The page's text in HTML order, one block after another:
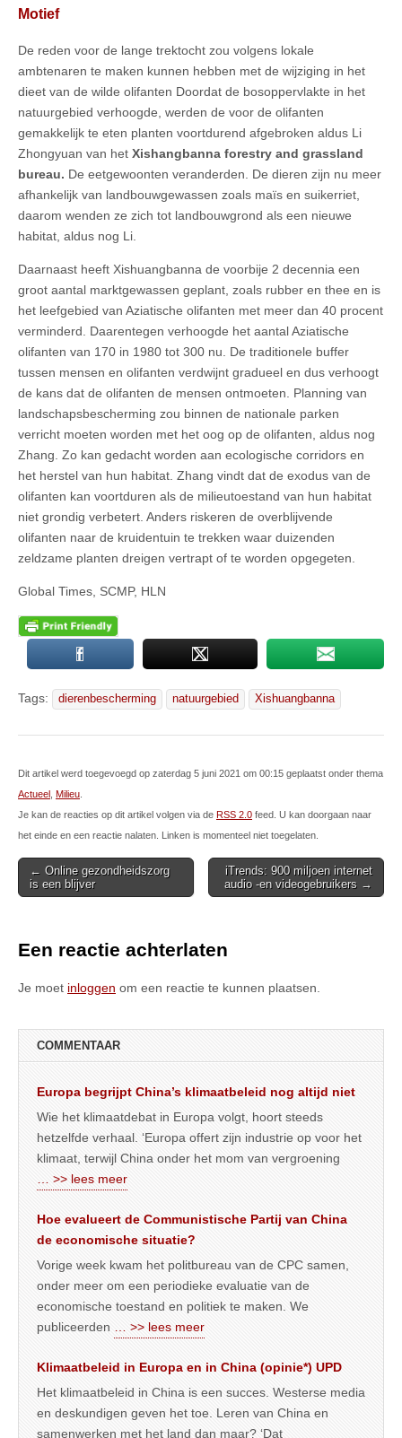
Motief
De reden voor de lange trektocht zou volgens lokale
ambtenaren te maken kunnen hebben met de wijziging in het
dieet van de wilde olifanten Doordat de bosoppervlakte in het
natuurgebied verhoogde, werden de voor de olifanten
gemakkelijk te eten planten voortdurend afgebroken aldus Li
Zhongyuan van het Xishangbanna forestry and grassland
bureau. De eetgewoonten veranderden. De dieren zijn nu meer
afhankelijk van landbouwgewassen zoals maïs en suikerriet,
daarom wenden ze zich tot landbouwgrond als een nieuwe
habitat, aldus nog Li.
Daarnaast heeft Xishuangbanna de voorbije 2 decennia een
groot aantal marktgewassen geplant, zoals rubber en thee en is
het leefgebied van Aziatische olifanten met meer dan 40 procent
verminderd. Daarentegen verhoogde het aantal Aziatische
olifanten van 170 in 1980 tot 300 nu. De traditionele buffer
tussen mensen en olifanten verdwijnt gradueel en dus verhoogt
de kans dat de olifanten de mensen ontmoeten. Planning van
landschapsbescherming zou binnen de nationale parken
verricht moeten worden met het oog op de olifanten, aldus nog
Zhang. Zo kan gedacht worden aan ecologische corridors en
het herstel van hun habitat. Zhang vindt dat de exodus van de
olifanten kan voortduren als de milieutoestand van hun habitat
niet grondig verbetert. Anders riskeren de overblijvende
olifanten naar de kruidentuin te trekken waar duizenden
zeldzame planten dreigen vertrapt of te worden opgegeten.
Global Times, SCMP, HLN
Tags: dierenbescherming natuurgebied Xishuangbanna
Dit artikel werd toegevoegd op zaterdag 5 juni 2021 om 00:15 geplaatst onder thema
Actueel Milieu
Je kan de reacties op dit artikel volgen via de RSS 2.0 feed. U kan doorgaan naar
het einde en een reactie nalaten. Linken is momenteel niet toegelaten.
Post
navigation
← Online gezondheidszorg
is een blijver
iTrends: 900 miljoen internet
audio -en videogebruikers →
Een reactie achterlaten
Je moet inloggen om een reactie te kunnen plaatsen.
COMMENTAAR
Europa begrijpt China’s klimaatbeleid nog altijd niet
Wie het klimaatdebat in Europa volgt, hoort steeds
hetzelfde verhaal. ‘Europa offert zijn industrie op voor het
klimaat, terwijl China onder het mom van vergroening
… >> lees meer
Hoe evalueert de Communistische Partij van China
de economische situatie?
Vorige week kwam het politbureau van de CPC samen,
onder meer om een periodieke evaluatie van de
economische toestand en politiek te maken. We
publiceerden
… >> lees meer
Klimaatbeleid in Europa en in China (opinie*) UPD
Het klimaatbeleid in China is een succes. Westerse media
en deskundigen geven het toe. Leren van China en
samenwerken met het land dan maar? ‘Dat